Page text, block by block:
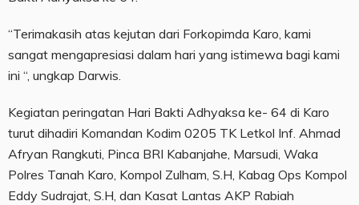
“Terimakasih atas kejutan dari Forkopimda Karo, kami
sangat mengapresiasi dalam hari yang istimewa bagi kami
ini “, ungkap Darwis.
Kegiatan peringatan Hari Bakti Adhyaksa ke- 64 di Karo
turut dihadiri Komandan Kodim 0205 TK Letkol Inf. Ahmad
Afryan Rangkuti, Pinca BRI Kabanjahe, Marsudi, Waka
Polres Tanah Karo, Kompol Zulham, S.H, Kabag Ops Kompol
Eddy Sudrajat, S.H, dan Kasat Lantas AKP Rabiah